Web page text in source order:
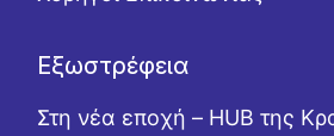
Εξωστρέφεια
Στη νέα εποχή – HUB της